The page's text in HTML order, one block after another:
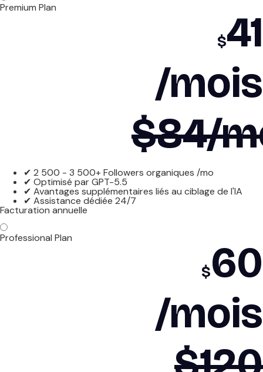
Premium Plan
$41
/mois
$84/
✔ 2 500 - 3 500+ Followers organiques /mo
✔ Optimisé par GPT-5.5
✔ Avantages supplémentaires liés au ciblage de l'IA
✔ Assistance dédiée 24/7
Facturation annuelle
Professional Plan
$60
/mois